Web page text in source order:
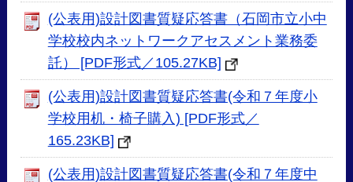
(公表用)設計図書質疑応答書（石岡市立小中
学校校内ネットワークアセスメント業務委
託） [PDF形式／105.27KB]
(公表用)設計図書質疑応答書(令和７年度小
学校用机・椅子購入) [PDF形式／
165.23KB]
(公表用)設計図書質疑応答書(令和７年度中